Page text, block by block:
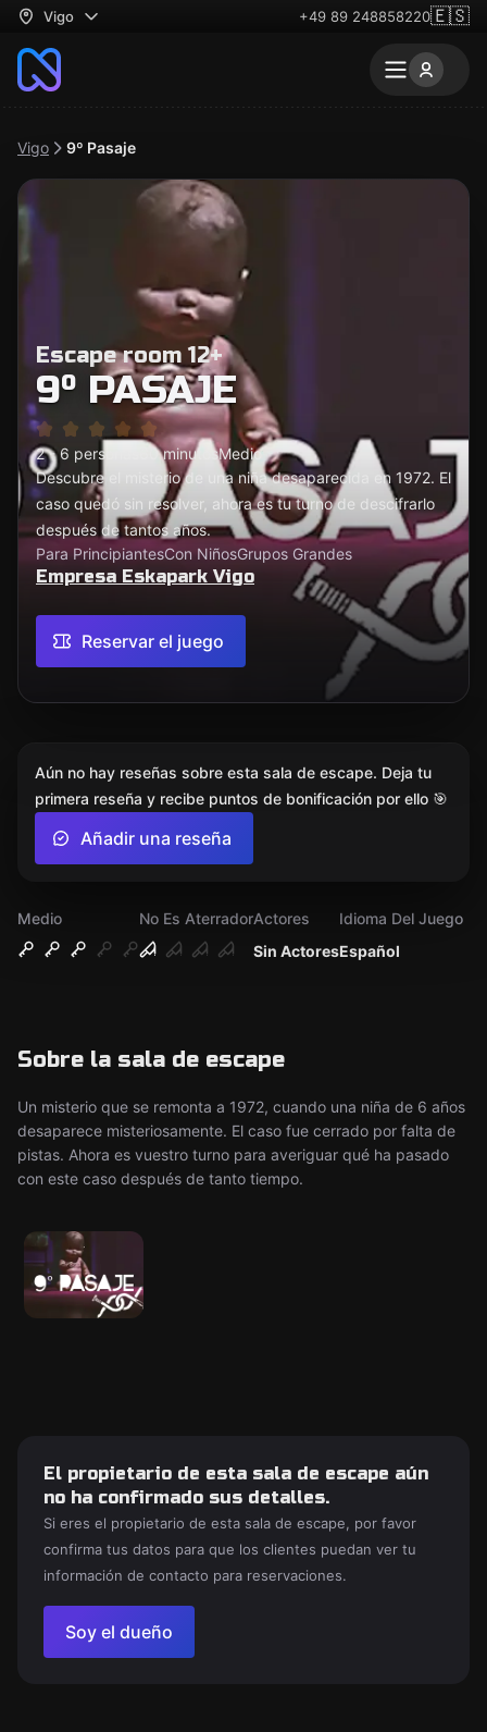
Vigo +49 89 248858220🇪🇸
Vigo 9º Pasaje
Escape room 12+
9º PASAJE
2 - 6 personas 60 minutosMedio
Descubre el misterio de una niña desaparecida en 1972. El
caso quedó sin resolver, ahora es tu turno de descifrarlo
después de tantos años.
Para PrincipiantesCon NiñosGrupos Grandes
Empresa Eskapark Vigo
Reservar el juego
Medio
No Es Aterrador
Sin Actores
Actores
Español
Idioma Del Juego
Sobre la sala de escape
Un misterio que se remonta a 1972, cuando una niña de 6 años
desaparece misteriosamente. El caso fue cerrado por falta de
pistas. Ahora es vuestro turno para averiguar qué ha pasado
con este caso después de tanto tiempo.
Aún no hay reseñas sobre esta sala de escape. Deja tu
primera reseña y recibe puntos de bonificación por ello 🎯
Añadir una reseña
El propietario de esta sala de escape aún
no ha confirmado sus detalles.
Si eres el propietario de esta sala de escape, por favor
confirma tus datos para que los clientes puedan ver tu
información de contacto para reservaciones.
Soy el dueño